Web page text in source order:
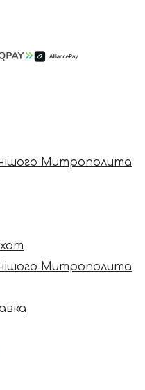
Митрополита
Митрополита